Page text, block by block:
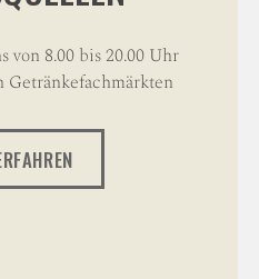
8.00 bis 20.00 Uhr